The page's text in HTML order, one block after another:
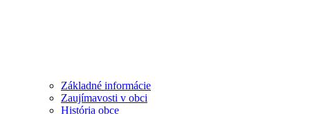
Základné informácie
Zaujímavosti v obci
História obce